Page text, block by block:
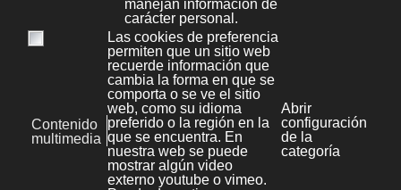
Tutorial en PDF
2 Junio 2011|Desarrollo web
Anterior